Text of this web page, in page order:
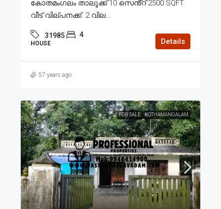
കോതമംഗലം താലൂക്ക് 10 സെൻ്റ് 2500 SQFT
വീട് വില്പനക്ക്. 2.വില...
31985 4
HOUSE Details
57 years ago
FOR SALE KOTHAMANGALAM